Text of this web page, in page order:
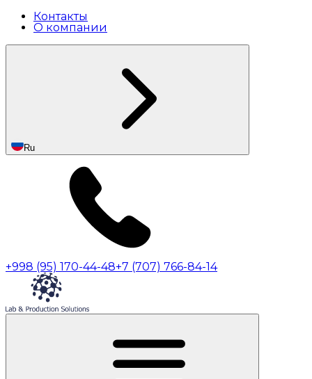
Контакты
О компании
Ru
+998 (95) 170-44-48+7 (707) 766-84-14